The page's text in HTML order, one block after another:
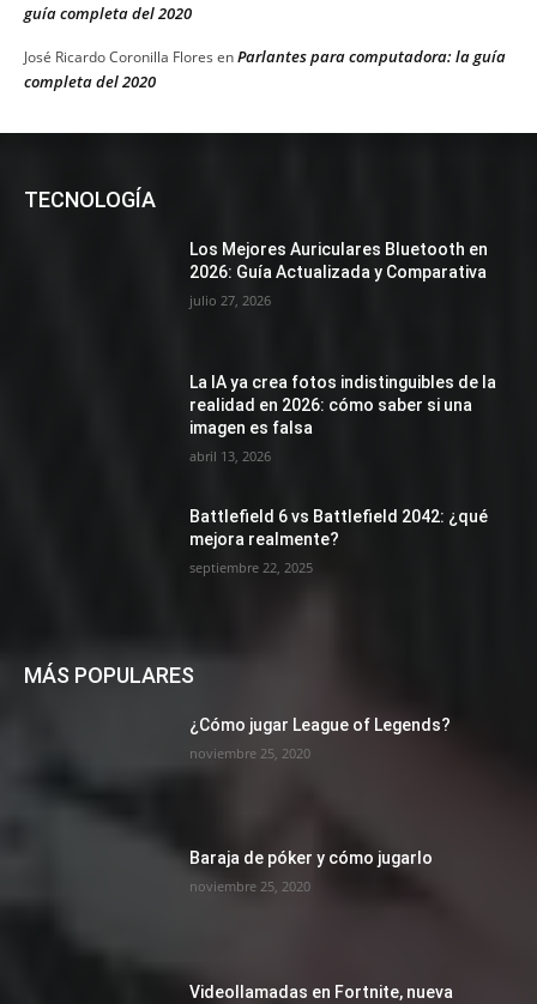
guía completa del 2020
José Ricardo Coronilla Flores enParlantes para computadora: la guía
completa del 2020
TECNOLOGÍA
Los Mejores Auriculares Bluetooth en
2026: Guía Actualizada y Comparativa
julio 27, 2026
La IA ya crea fotos indistinguibles de la
realidad en 2026: cómo saber si una
imagen es falsa
abril 13, 2026
Battlefield 6 vs Battlefield 2042: ¿qué
mejora realmente?
septiembre 22, 2025
MÁS POPULARES
¿Cómo jugar League of Legends?
noviembre 25, 2020
Baraja de póker y cómo jugarlo
noviembre 25, 2020
Videollamadas en Fortnite, nueva